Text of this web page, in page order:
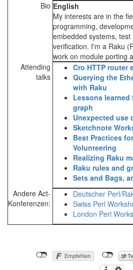
Bio English
My interests are in the
programming,
embedded systems,
verification. I'm a Raku
work on module porting
Attending
talks
‎Cro HTTP router
‎Querying the
with Raku‎
‎Lessons
graph‎
‎Unexpected use
‎Sketchnote
‎Best Practices
Volunteering‎
‎Realizing Raku
‎Raku rules and
‎Sets and Bags,
Andere Act-
Konferenzen:
Deutscher Perl/
Swiss Perl
London Perl